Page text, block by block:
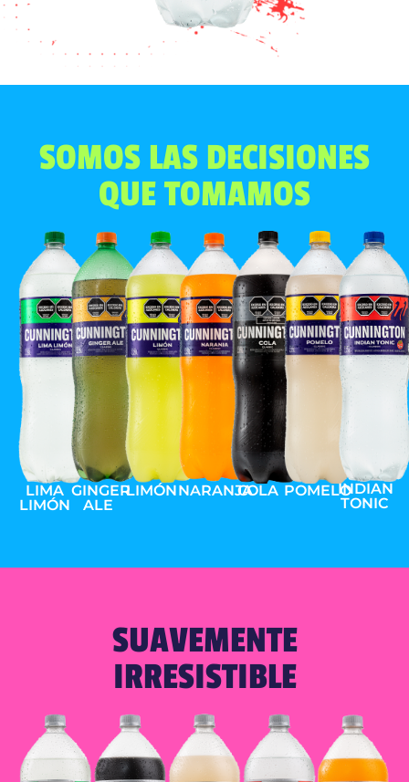
SOMOS LAS DECISIONES
QUE TOMAMOS
LIMA
LIMÓN
GINGER
ALE
LIMÓNNARANJACOLA POMELOINDIAN
TONIC
SUAVEMENTE
IRRESISTIBLE